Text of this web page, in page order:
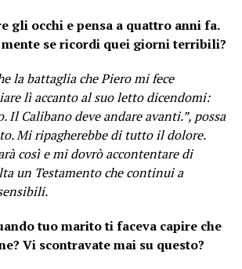
gli occhi e pensa a quattro anni fa.
mente se ricordi quei giorni terribili?
la battaglia che Piero mi fece
lì accanto al suo letto dicendomi:
Il Calibano deve andare avanti.”, possa
Mi ripagherebbe di tutto il dolore.
così e mi dovrò accontentare di
un Testamento che continui a
tuo marito ti faceva capire che
Vi scontravate mai su questo?